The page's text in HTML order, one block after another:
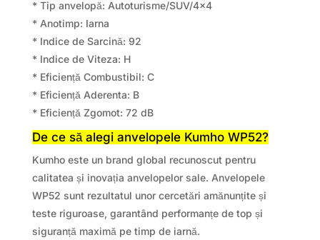
* Tip anvelopă: Autoturisme/SUV/4×4
* Anotimp: Iarna
* Indice de Sarcină: 92
* Indice de Viteza: H
* Eficiență Combustibil: C
* Eficiență Aderenta: B
* Eficiență Zgomot: 72 dB
De ce să alegi anvelopele Kumho WP52?
Kumho este un brand global recunoscut pentru
calitatea și inovația anvelopelor sale. Anvelopele
WP52 sunt rezultatul unor cercetări amănunțite și
teste riguroase, garantând performanțe de top și
siguranță maximă pe timp de iarnă.